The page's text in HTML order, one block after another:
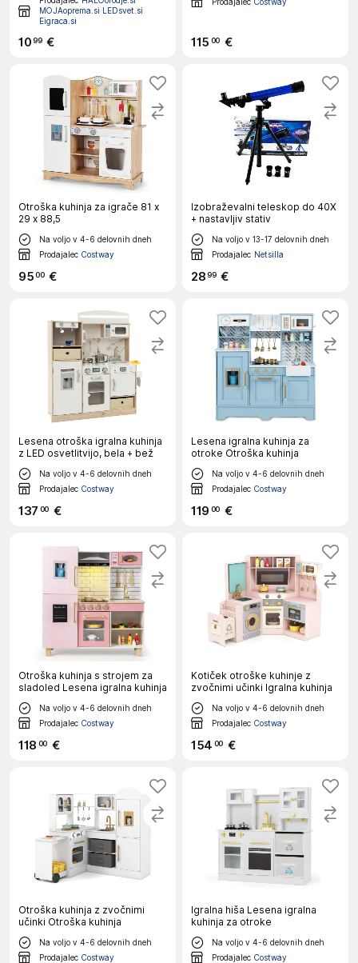
MOJAoprema.si LEDsvet.si
Eigraca.si
1099 € 115 00 €
Otroška kuhinja za igrače 81 x
29 x 88,5
Na voljo v 4-6 delovnih dneh
Prodajalec Costway
9500 €
Izobraževalni teleskop do 40X
+ nastavljiv stativ
Na voljo v 13-17 delovnih dneh
Prodajalec Netsilla
2899 €
Lesena otroška igralna kuhinja
z LED osvetlitvijo, bela + bež
Na voljo v 4-6 delovnih dneh
Prodajalec Costway
137 00 €
Lesena igralna kuhinja za
otroke Otroška kuhinja
Na voljo v 4-6 delovnih dneh
Prodajalec Costway
119 00 €
Otroška kuhinja s strojem za
sladoled Lesena igralna kuhinja
Na voljo v 4-6 delovnih dneh
Prodajalec Costway
118 00 €
Kotiček otroške kuhinje z
zvočnimi učinki Igralna kuhinja
Na voljo v 4-6 delovnih dneh
Prodajalec Costway
154 00 €
Otroška kuhinja z zvočnimi
učinki Otroška kuhinja
Na voljo v 4-6 delovnih dneh
Prodajalec Costway
Igralna hiša Lesena igralna
kuhinja za otroke
Na voljo v 4-6 delovnih dneh
Prodajalec Costway